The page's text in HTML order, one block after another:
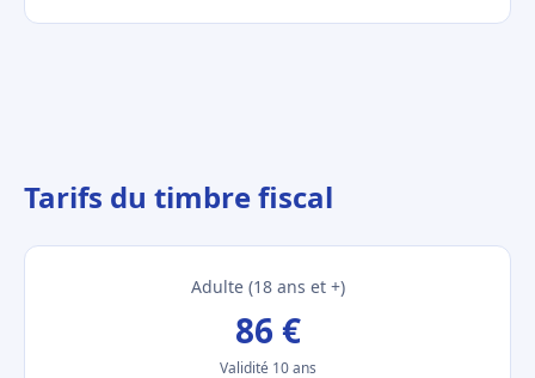
Tarifs du timbre fiscal
Adulte (18 ans et +)
86 €
Validité 10 ans